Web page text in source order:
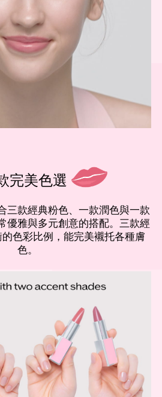
完美色選
三款經典粉色、一款潤色與一款
優雅與多元創意的搭配。三款經
色彩比例，能完美襯托各種膚
色。